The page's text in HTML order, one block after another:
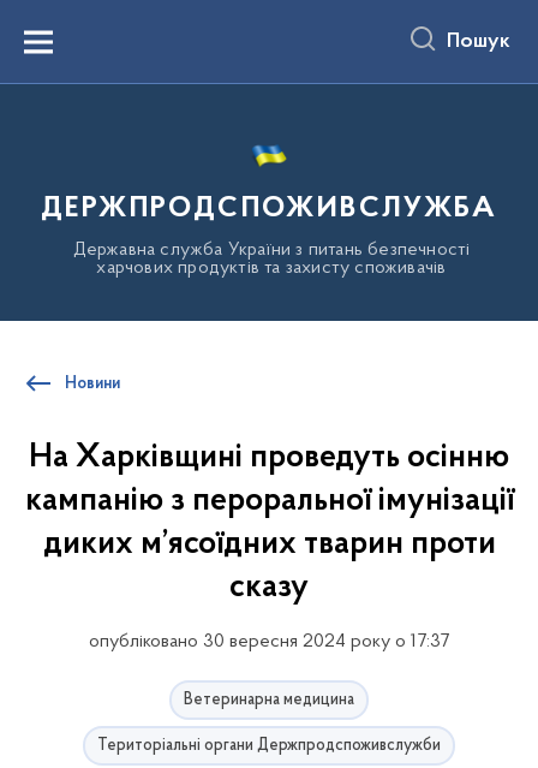
вмістуMenu Пошук
ДЕРЖПРОДСПОЖИВСЛУЖБА
Державна служба України з питань безпечності
харчових продуктів та захисту споживачів
Новини
На Харківщині проведуть осінню
кампанію з пероральної імунізації
диких м’ясоїдних тварин проти
сказу
опубліковано 30 вересня 2024 року о 17:37
Ветеринарна медицина
Територіальні органи Держпродспоживслужби